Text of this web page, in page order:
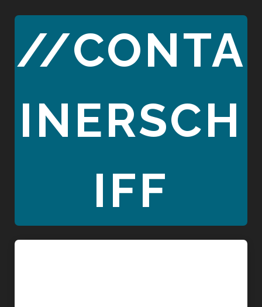
//CONTA
INERSCH
IFF